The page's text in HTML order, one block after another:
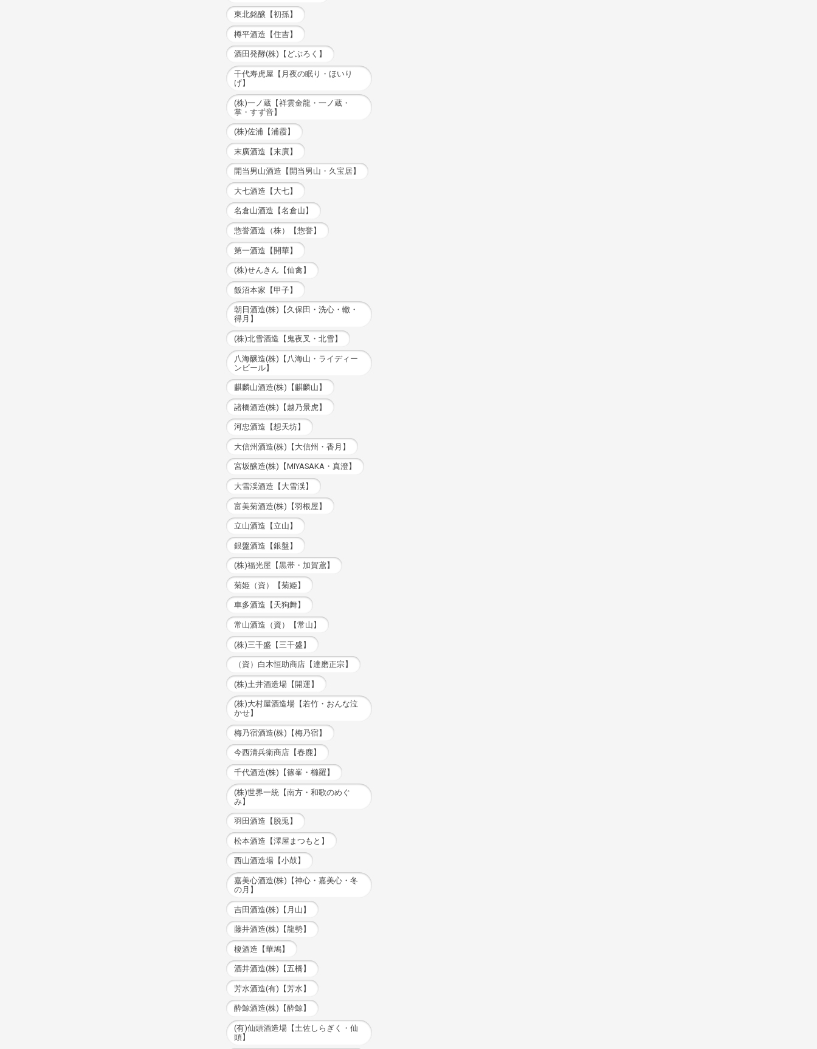
東北銘醸【初孫】
樽平酒造【住吉】
酒田発酵(株)【どぶろく】
千代寿虎屋【月夜の眠り・ほいり
げ】
(株)一ノ蔵【祥雲金龍・一ノ蔵・
掌・すず音】
(株)佐浦【浦霞】
末廣酒造【末廣】
開当男山酒造【開当男山・久宝居】
大七酒造【大七】
名倉山酒造【名倉山】
惣誉酒造（株）【惣誉】
第一酒造【開華】
(株)せんきん【仙禽】
飯沼本家【甲子】
朝日酒造(株)【久保田・洗心・轍・
得月】
(株)北雪酒造【鬼夜叉・北雪】
八海醸造(株)【八海山・ライディー
ンビール】
麒麟山酒造(株)【麒麟山】
諸橋酒造(株)【越乃景虎】
河忠酒造【想天坊】
大信州酒造(株)【大信州・香月】
宮坂醸造(株)【MIYASAKA・真澄】
大雪渓酒造【大雪渓】
富美菊酒造(株)【羽根屋】
立山酒造【立山】
銀盤酒造【銀盤】
(株)福光屋【黒帯・加賀鳶】
菊姫（資）【菊姫】
車多酒造【天狗舞】
常山酒造（資）【常山】
(株)三千盛【三千盛】
（資）白木恒助商店【達磨正宗】
(株)土井酒造場【開運】
(株)大村屋酒造場【若竹・おんな泣
かせ】
梅乃宿酒造(株)【梅乃宿】
今西清兵衛商店【春鹿】
千代酒造(株)【篠峯・櫛羅】
(株)世界一統【南方・和歌のめぐ
み】
羽田酒造【脱兎】
松本酒造【澤屋まつもと】
西山酒造場【小鼓】
嘉美心酒造(株)【神心・嘉美心・冬
の月】
吉田酒造(株)【月山】
藤井酒造(株)【龍勢】
榎酒造【華鳩】
酒井酒造(株)【五橋】
芳水酒造(有)【芳水】
酔鯨酒造(株)【酔鯨】
(有)仙頭酒造場【土佐しらぎく・仙
頭】